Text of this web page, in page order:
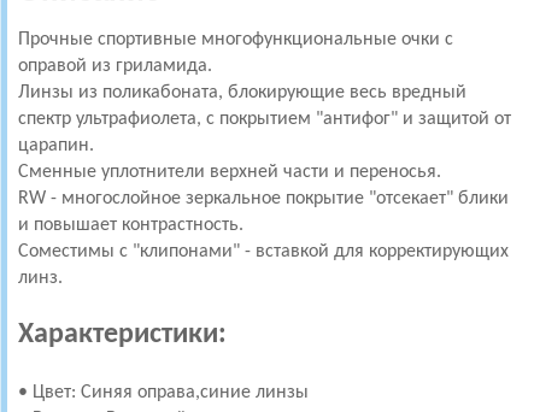
Прочные спортивные многофункциональные очки с
оправой из гриламида.
Линзы из поликабоната, блокирующие весь вредный
спектр ультрафиолета, с покрытием "антифог" и защитой от
царапин.
Сменные уплотнители верхней части и переносья.
RW - многослойное зеркальное покрытие "отсекает" блики
и повышает контрастность.
Соместимы с "клипонами" - вставкой для корректирующих
линз.
Характеристики:
• Цвет: Синяя оправа,синие линзы